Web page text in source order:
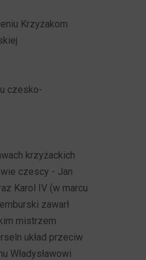
Krzyżakom
czesko-
krzyżackich
czescy - Jan
Karol IV (w marcu
zawarł
mistrzem
układ przeciw
Władysławowi